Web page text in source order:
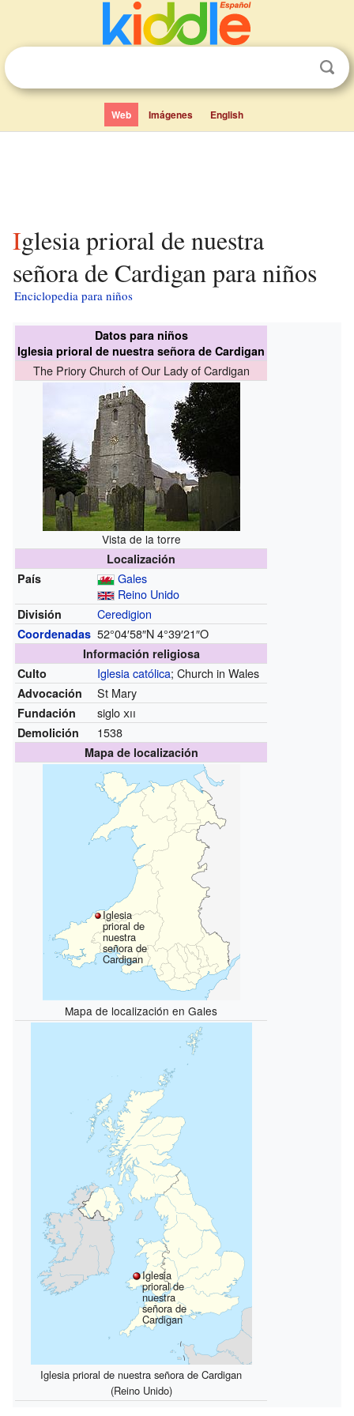
Web Imágenes English
Iglesia prioral de nuestra
señora de Cardigan para niños
Enciclopedia para niños
Datos para niños
Iglesia prioral de nuestra señora de Cardigan
The Priory Church of Our Lady of Cardigan
Vista de la torre
Localización
País
Gales
Reino Unido
División Ceredigion
Coordenadas 52°04′58″N4°39′21″O
Información religiosa
Culto
Iglesia católica; Church in Wales
Advocación St Mary
Fundación sigloxii
Demolición 1538
Mapa de localización
Iglesia
prioral de
nuestra
señora de
Cardigan
Mapa de localización en Gales
Iglesia
prioral de
nuestra
señora de
Cardigan
Iglesia prioral de nuestra señora de Cardigan
(Reino Unido)